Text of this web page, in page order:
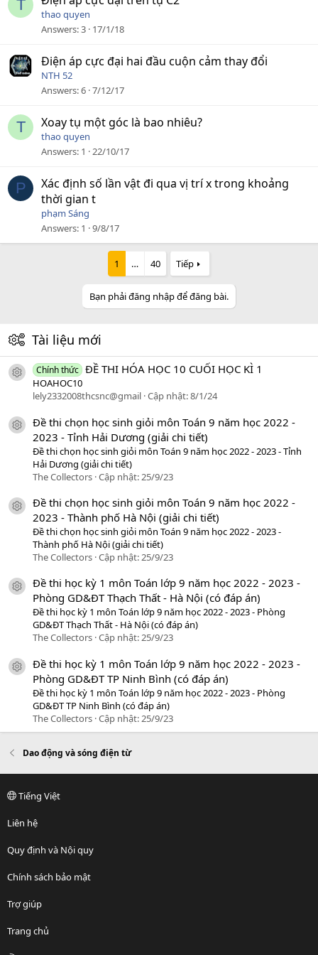
T
thao quyen
Answers 3 17/1/18
Điện áp cực đại hai đầu cuộn cảm thay đổi
NTH 52
Answers 6 7/12/17
T Xoay tụ một góc là bao nhiêu?
thao quyen
Answers 1 22/10/17
P
Xác định số lần vật đi qua vị trí x trong khoảng
thời gian t
phạm Sáng
Answers 1 9/8/17
1 … 40 Tiếp
Bạn phải đăng nhập để đăng bài.
Tài liệu mới
icon tài liệu
Chính thức ĐỀ THI HÓA HỌC 10 CUỐI HỌC KÌ 1
HOAHOC10
lely2332008thcsnc@gmail Cập nhật:8/1/24
icon tài liệu
Đề thi chọn học sinh giỏi môn Toán 9 năm học 2022 -
2023 - Tỉnh Hải Dương (giải chi tiết)
Đề thi chọn học sinh giỏi môn Toán 9 năm học 2022 - 2023 - Tỉnh
Hải Dương (giải chi tiết)
The Collectors Cập nhật:25/9/23
icon tài liệu
Đề thi chọn học sinh giỏi môn Toán 9 năm học 2022 -
2023 - Thành phố Hà Nội (giải chi tiết)
Đề thi chọn học sinh giỏi môn Toán 9 năm học 2022 - 2023 -
Thành phố Hà Nội (giải chi tiết)
The Collectors Cập nhật:25/9/23
icon tài liệu
Đề thi học kỳ 1 môn Toán lớp 9 năm học 2022 - 2023 -
Phòng GD&ĐT Thạch Thất - Hà Nội (có đáp án)
Đề thi học kỳ 1 môn Toán lớp 9 năm học 2022 - 2023 - Phòng
GD&ĐT Thạch Thất - Hà Nội (có đáp án)
The Collectors Cập nhật:25/9/23
icon tài liệu
Đề thi học kỳ 1 môn Toán lớp 9 năm học 2022 - 2023 -
Phòng GD&ĐT TP Ninh Bình (có đáp án)
Đề thi học kỳ 1 môn Toán lớp 9 năm học 2022 - 2023 - Phòng
GD&ĐT TP Ninh Bình (có đáp án)
The Collectors Cập nhật: 25/9/23
Dao động và sóng điện từ
Tiếng Việt
Liên hệ
Quy định và Nội quy
Chính sách bảo mật
Trợ giúp
Trang chủ